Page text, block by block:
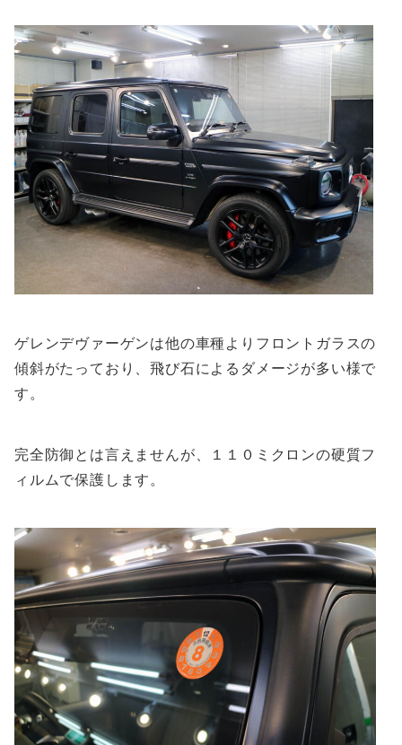
ゲレンデヴァーゲンは他の車種よりフロントガラスの
傾斜がたっており、飛び石によるダメージが多い様で
す。
完全防御とは言えませんが、１１０ミクロンの硬質フ
ィルムで保護します。